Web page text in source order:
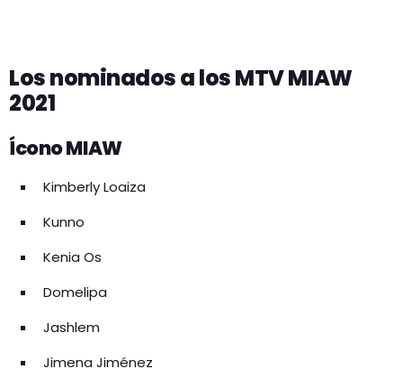
Los nominados a los MTV MIAW
2021
Ícono MIAW
Kimberly Loaiza
Kunno
Kenia Os
Domelipa
Jashlem
Jimena Jiménez